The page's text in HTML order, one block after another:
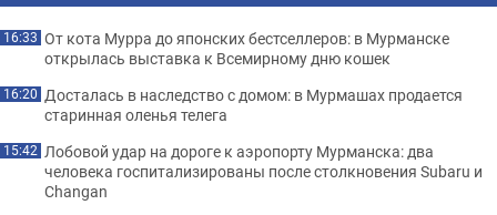
16:33 От кота Мурра до японских бестселлеров: в Мурманске
открылась выставка к Всемирному дню кошек
16:20 Досталась в наследство с домом: в Мурмашах продается
старинная оленья телега
15:42 Лобовой удар на дороге к аэропорту Мурманска: два
человека госпитализированы после столкновения Subaru и
Changan